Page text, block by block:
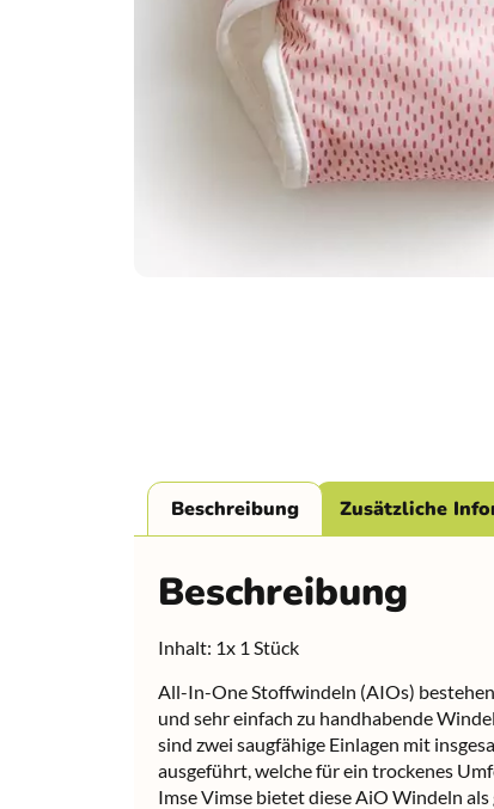
Beschreibung Zusätzliche
Beschreibung
Inhalt: 1x 1 Stück
All-In-One Stoffwindeln (AIOs)
und sehr einfach zu handhabende
sind zwei saugfähige Einlagen mit
ausgeführt, welche für ein trockenes
Imse Vimse bietet diese AiO Windeln